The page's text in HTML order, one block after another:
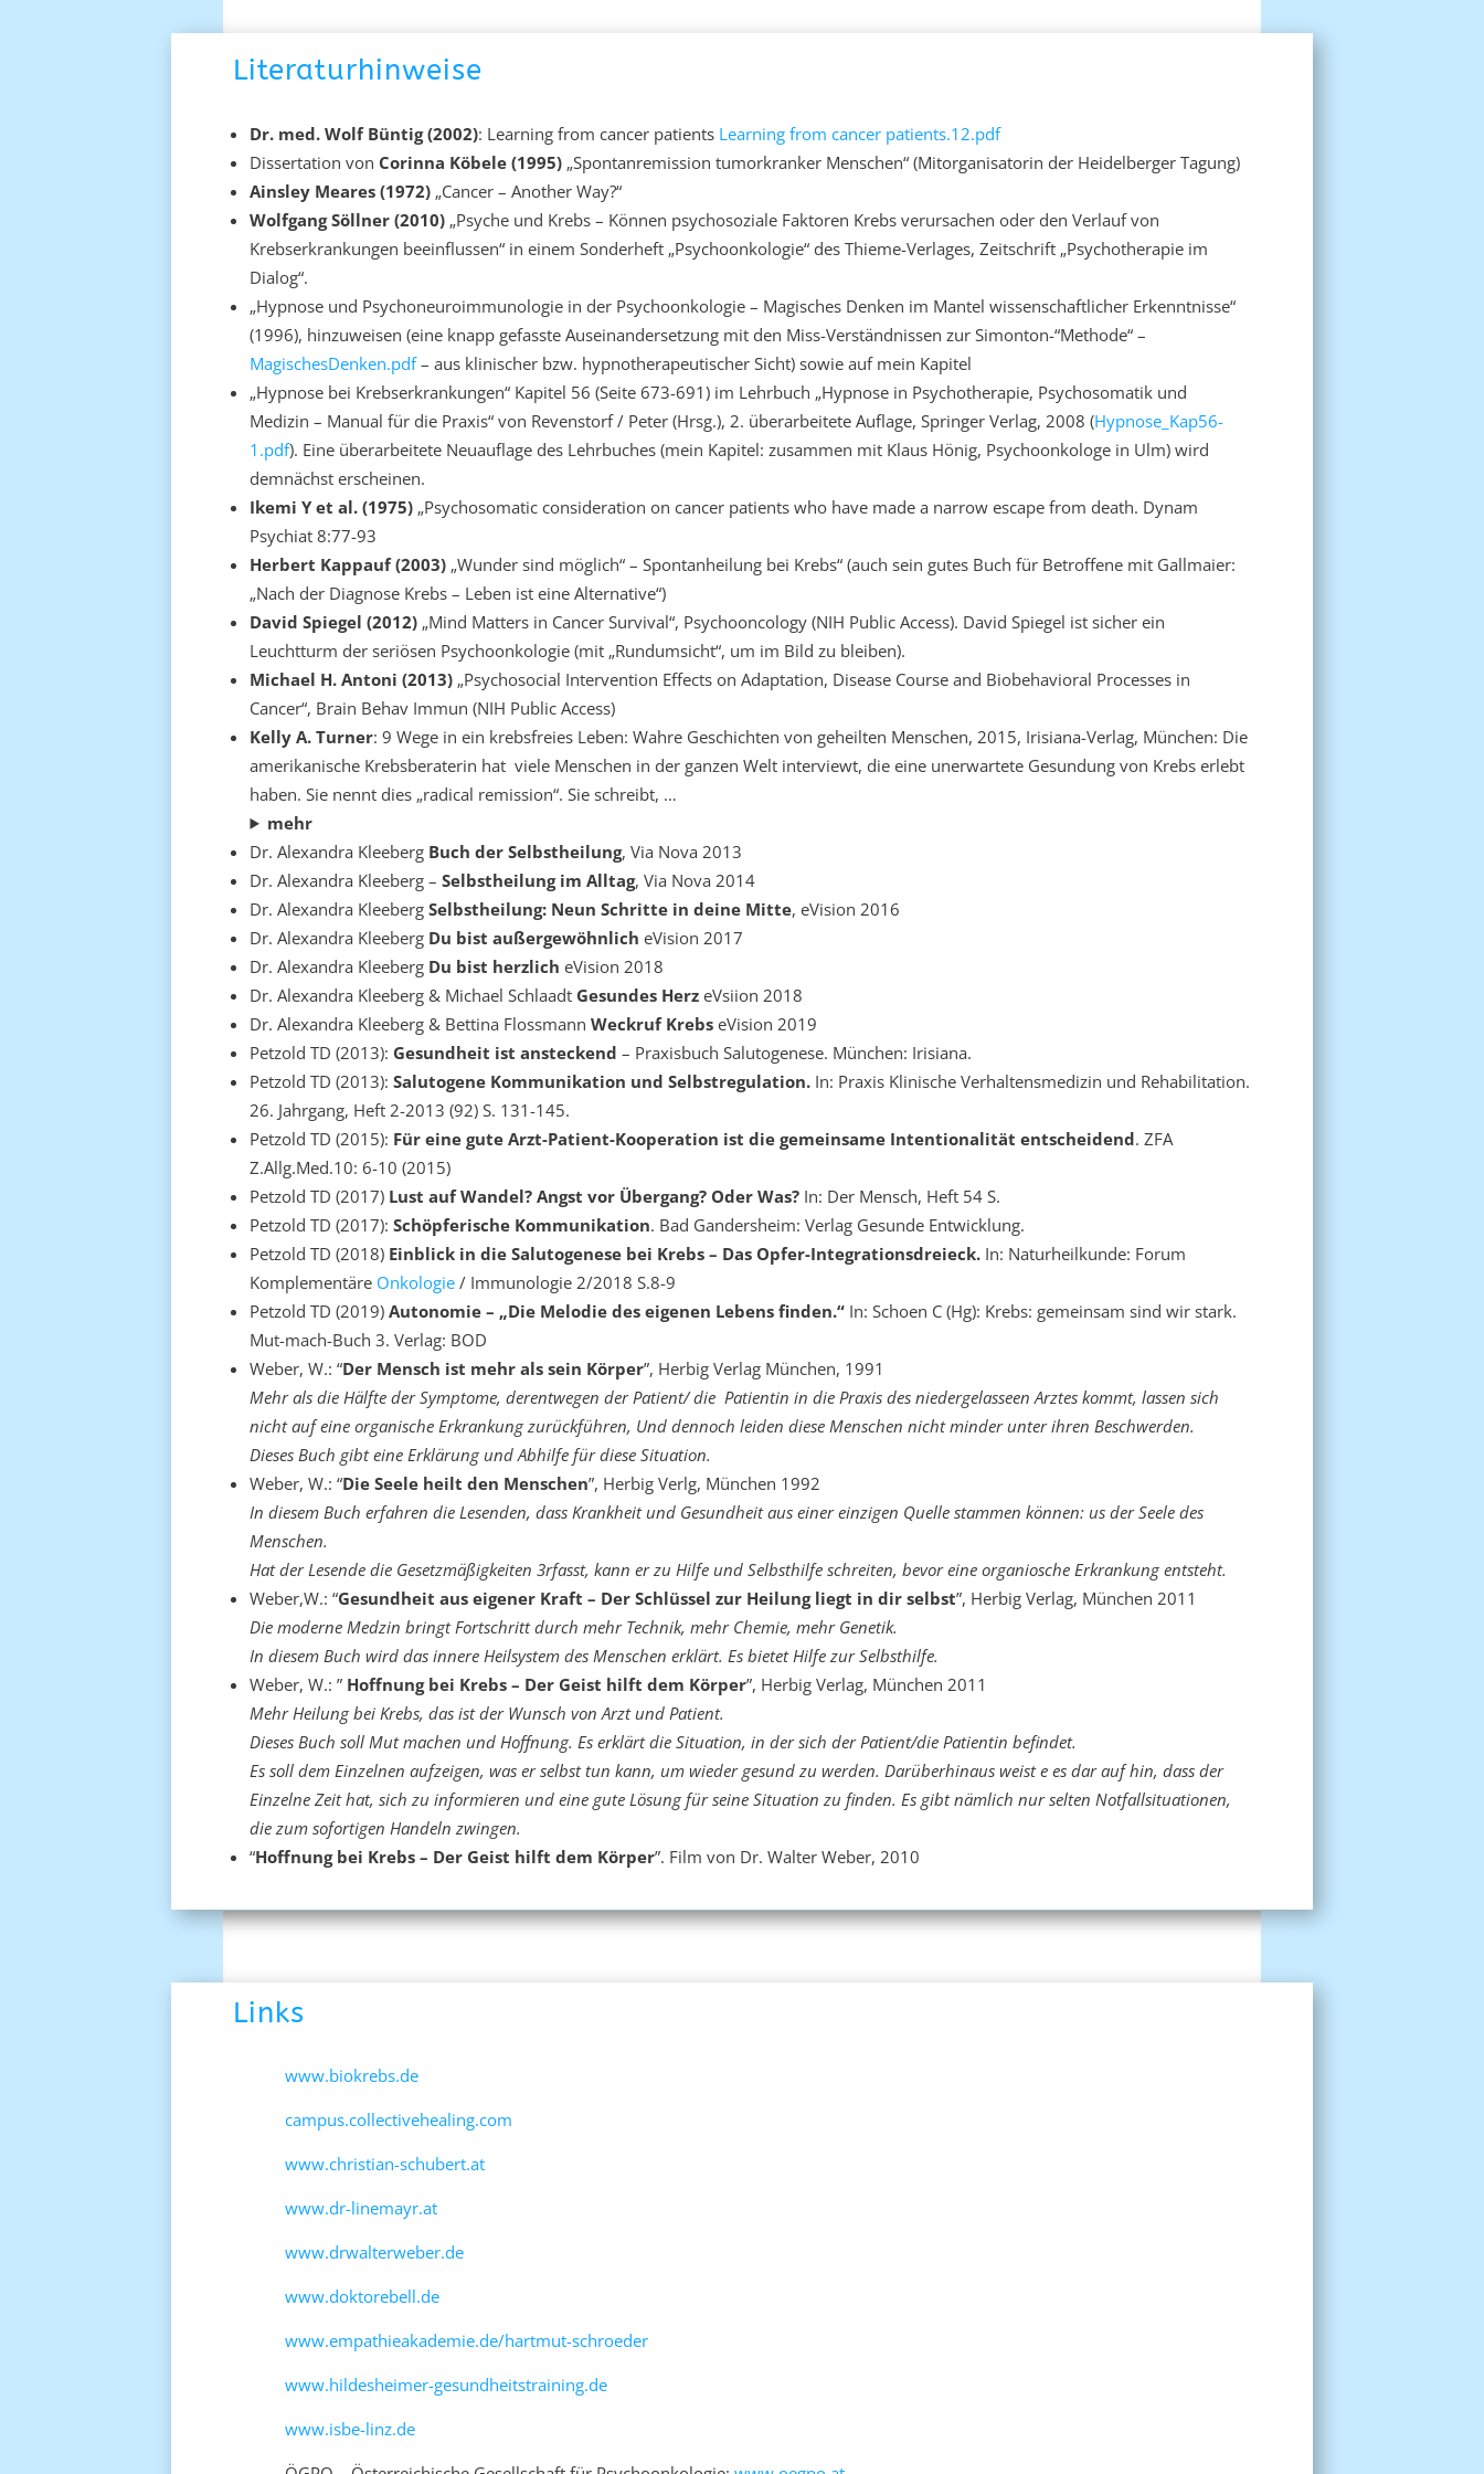
Literaturhinweise
Dr. med. Wolf Büntig (2002): Learning from cancer patients Learning from cancer patients.12.pdf
Dissertation von Corinna Köbele (1995) „Spontanremission tumorkranker Menschen“ (Mitorganisatorin der Heidelberger Tagung)
Ainsley Meares (1972) „Cancer – Another Way?“
Wolfgang Söllner (2010) „Psyche und Krebs – Können psychosoziale Faktoren Krebs verursachen oder den Verlauf von
Krebserkrankungen beeinflussen“ in einem Sonderheft „Psychoonkologie“ des Thieme-Verlages, Zeitschrift „Psychotherapie im
Dialog“.
„Hypnose und Psychoneuroimmunologie in der Psychoonkologie – Magisches Denken im Mantel wissenschaftlicher Erkenntnisse“
(1996), hinzuweisen (eine knapp gefasste Auseinandersetzung mit den Miss-Verständnissen zur Simonton-“Methode“ –
MagischesDenken.pdf– aus klinischer bzw. hypnotherapeutischer Sicht) sowie auf mein Kapitel
„Hypnose bei Krebserkrankungen“ Kapitel 56 (Seite 673-691) im Lehrbuch „Hypnose in Psychotherapie, Psychosomatik und
Medizin – Manual für die Praxis“ von Revenstorf / Peter (Hrsg.), 2. überarbeitete Auflage, Springer Verlag, 2008 (Hypnose_Kap56-
1.pdf). Eine überarbeitete Neuauflage des Lehrbuches (mein Kapitel: zusammen mit Klaus Hönig, Psychoonkologe in Ulm) wird
demnächst erscheinen.
Ikemi Y et al. (1975) „Psychosomatic consideration on cancer patients who have made a narrow escape from death. Dynam
Psychiat 8:77-93
Herbert Kappauf (2003) „Wunder sind möglich“ – Spontanheilung bei Krebs“ (auch sein gutes Buch für Betroffene mit Gallmaier:
„Nach der Diagnose Krebs – Leben ist eine Alternative“)
David Spiegel (2012) „Mind Matters in Cancer Survival“, Psychooncology (NIH Public Access). David Spiegel ist sicher ein
Leuchtturm der seriösen Psychoonkologie (mit „Rundumsicht“, um im Bild zu bleiben).
Michael H. Antoni (2013) „Psychosocial Intervention Effects on Adaptation, Disease Course and Biobehavioral Processes in
Cancer“, Brain Behav Immun (NIH Public Access)
Kelly A. Turner: 9 Wege in ein krebsfreies Leben: Wahre Geschichten von geheilten Menschen, 2015, Irisiana-Verlag, München: Die
amerikanische Krebsberaterin hat viele Menschen in der ganzen Welt interviewt, die eine unerwartete Gesundung von Krebs erlebt
haben. Sie nennt dies „radical remission“. Sie schreibt, …
mehr
Dr. Alexandra Kleeberg Buch der Selbstheilung, Via Nova 2013
Dr. Alexandra Kleeberg –Selbstheilung im Alltag, Via Nova 2014
Dr. Alexandra KleebergSelbstheilung: Neun Schritte in deine Mitte, eVision 2016
Dr. Alexandra Kleeberg Du bist außergewöhnlich eVision 2017
Dr. Alexandra Kleeberg Du bist herzlich eVision 2018
Dr. Alexandra Kleeberg & Michael Schlaadt Gesundes Herz eVsiion 2018
Dr. Alexandra Kleeberg & Bettina FlossmannWeckruf Krebs eVision 2019
Petzold TD (2013): Gesundheit ist ansteckend – Praxisbuch Salutogenese. München: Irisiana.
Petzold TD (2013):Salutogene Kommunikation und Selbstregulation. In: Praxis Klinische Verhaltensmedizin und Rehabilitation.
26. Jahrgang, Heft 2-2013 (92) S. 131-145.
Petzold TD (2015): Für eine gute Arzt-Patient-Kooperation ist die gemeinsame Intentionalität entscheidend. ZFA
Z.Allg.Med.10: 6-10 (2015)
Petzold TD (2017) Lust auf Wandel? Angst vor Übergang? Oder Was? In: Der Mensch, Heft 54 S.
Petzold TD (2017):Schöpferische Kommunikation. Bad Gandersheim: Verlag Gesunde Entwicklung.
Petzold TD (2018) Einblick in die Salutogenese bei Krebs – Das Opfer-Integrationsdreieck. In: Naturheilkunde: Forum
Komplementäre Onkologie / Immunologie 2/2018 S.8-9
Petzold TD (2019)Autonomie – „Die Melodie des eigenen Lebens finden.“ In: Schoen C (Hg): Krebs: gemeinsam sind wir stark.
Mut-mach-Buch 3. Verlag: BOD
Weber, W.: “Der Mensch ist mehr als sein Körper”, Herbig Verlag München, 1991
Mehr als die Hälfte der Symptome, derentwegen der Patient/ die Patientin in die Praxis des niedergelasseen Arztes kommt, lassen sich
nicht auf eine organische Erkrankung zurückführen, Und dennoch leiden diese Menschen nicht minder unter ihren Beschwerden.
Dieses Buch gibt eine Erklärung und Abhilfe für diese Situation.
Weber, W.: “Die Seele heilt den Menschen”, Herbig Verlg, München 1992
In diesem Buch erfahren die Lesenden, dass Krankheit und Gesundheit aus einer einzigen Quelle stammen können: us der Seele des
Menschen.
Hat der Lesende die Gesetzmäßigkeiten 3rfasst, kann er zu Hilfe und Selbsthilfe schreiten, bevor eine organiosche Erkrankung entsteht.
Weber,W.: “Gesundheit aus eigener Kraft – Der Schlüssel zur Heilung liegt in dir selbst”, Herbig Verlag, München 2011
Die moderne Medzin bringt Fortschritt durch mehr Technik, mehr Chemie, mehr Genetik.
In diesem Buch wird das innere Heilsystem des Menschen erklärt. Es bietet Hilfe zur Selbsthilfe.
Weber, W.: ” Hoffnung bei Krebs – Der Geist hilft dem Körper”, Herbig Verlag, München 2011
Mehr Heilung bei Krebs, das ist der Wunsch von Arzt und Patient.
Dieses Buch soll Mut machen und Hoffnung. Es erklärt die Situation, in der sich der Patient/die Patientin befindet.
Es soll dem Einzelnen aufzeigen, was er selbst tun kann, um wieder gesund zu werden. Darüberhinaus weist e es dar auf hin, dass der
Einzelne Zeit hat, sich zu informieren und eine gute Lösung für seine Situation zu finden. Es gibt nämlich nur selten Notfallsituationen,
die zum sofortigen Handeln zwingen.
“Hoffnung bei Krebs – Der Geist hilft dem Körper”. Film von Dr. Walter Weber, 2010
Links
www.biokrebs.de
campus.collectivehealing.com
www.christian-schubert.at
www.dr-linemayr.at
www.drwalterweber.de
www.doktorebell.de
www.empathieakademie.de/hartmut-schroeder
www.hildesheimer-gesundheitstraining.de
www.isbe-linz.de